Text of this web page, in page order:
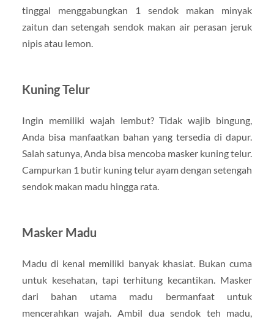
tinggal menggabungkan 1 sendok makan minyak
zaitun dan setengah sendok makan air perasan jeruk
nipis atau lemon.
Kuning Telur
Ingin memiliki wajah lembut? Tidak wajib bingung,
Anda bisa manfaatkan bahan yang tersedia di dapur.
Salah satunya, Anda bisa mencoba masker kuning telur.
Campurkan 1 butir kuning telur ayam dengan setengah
sendok makan madu hingga rata.
Masker Madu
Madu di kenal memiliki banyak khasiat. Bukan cuma
untuk kesehatan, tapi terhitung kecantikan. Masker
dari bahan utama madu bermanfaat untuk
mencerahkan wajah. Ambil dua sendok teh madu,